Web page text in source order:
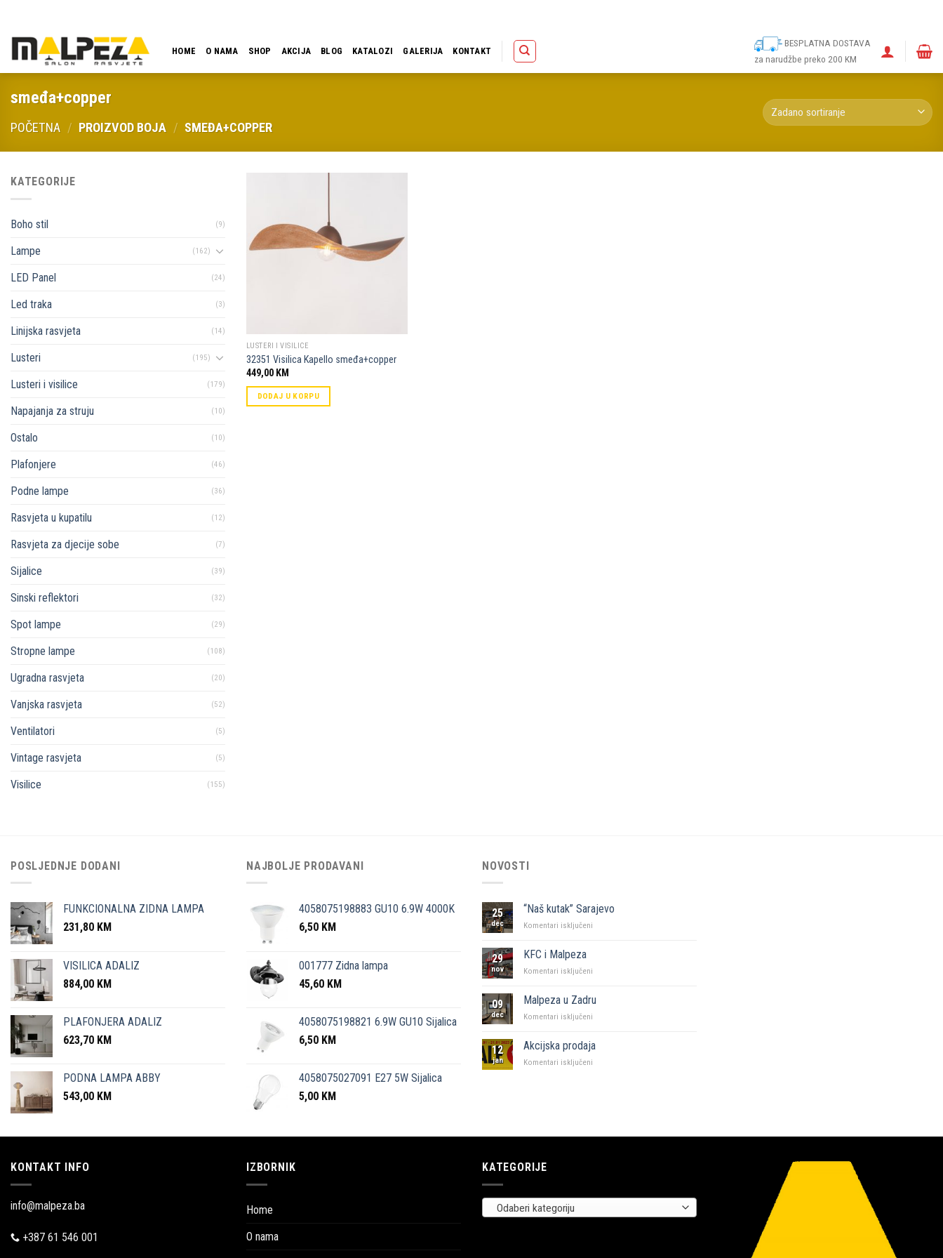
content
HOME O NAMA SHOP AKCIJA BLOG KATALOZI GALERIJA KONTAKT
BESPLATNA DOSTAVA
za narudžbe preko 200 KM
smeđa+copper
POČETNA / PROIZVOD BOJA / SMEĐA+COPPER
KATEGORIJE
Boho stil (9)
Lampe (162)
LED Panel (24)
Led traka (3)
Linijska rasvjeta (14)
Lusteri (195)
Lusteri i visilice (179)
Napajanja za struju (10)
Ostalo (10)
Plafonjere (46)
Podne lampe (36)
Rasvjeta u kupatilu (12)
Rasvjeta za djecije sobe (7)
Sijalice (39)
Sinski reflektori (32)
Spot lampe (29)
Stropne lampe (108)
Ugradna rasvjeta (20)
Vanjska rasvjeta (52)
Ventilatori (5)
Vintage rasvjeta (5)
Visilice (155)
Dodaj u
omiljene
LUSTERI I VISILICE
32351 Visilica Kapello smeđa+copper
449,00 KM
DODAJ U KORPU
POSLJEDNJE DODANI
FUNKCIONALNA ZIDNA LAMPA
231,80 KM
VISILICA ADALIZ
884,00 KM
PLAFONJERA ADALIZ
623,70 KM
PODNA LAMPA ABBY
543,00 KM
NAJBOLJE PRODAVANI
4058075198883 GU10 6.9W 4000K
6,50 KM
001777 Zidna lampa
45,60 KM
4058075198821 6.9W GU10 Sijalica
6,50 KM
4058075027091 E27 5W Sijalica
5,00 KM
NOVOSTI
25
dec
“Naš kutak” Sarajevo
Komentari isključeni
29
nov
KFC i Malpeza
Komentari isključeni
Malpeza
09
dec
Malpeza u Zadru
Komentari isključeni
Zadru
12
jan
Akcijska prodaja
Komentari isključeni
KONTAKT INFO
info@malpeza.ba
+387 61 546 001
IZBORNIK
Home
O nama
KATEGORIJE
Odaberi kategoriju